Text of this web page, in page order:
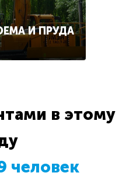
И ПРУДА
в этому
человек